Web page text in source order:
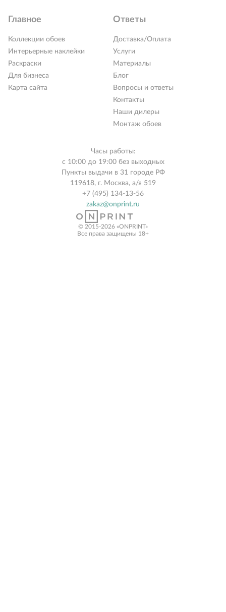
Главное
Коллекции обоев
Интерьерные наклейки
Раскраски
Для бизнеса
Карта сайта
Ответы
Доставка/Оплата
Услуги
Материалы
Блог
Вопросы и ответы
Контакты
Наши дилеры
Монтаж обоев
Часы работы:
с 10:00 до 19:00 без выходных
Пункты выдачи в 31 городе РФ
119618, г. Москва, а/я 519
+7 (495) 134-13-56
zakaz@onprint.ru
© 2015-2026 «ONPRINT»
Все права защищены 18+‎